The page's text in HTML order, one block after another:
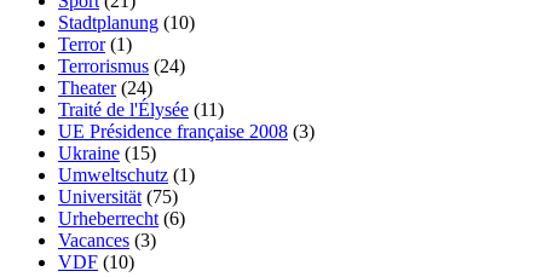
Stadtplanung (10)
Terror(1)
Terrorismus (24)
Theater(24)
Traité de l'Élysée (11)
UE Présidence française 2008 (3)
Ukraine (15)
Umweltschutz (1)
Universität (75)
Urheberrecht (6)
Vacances (3)
VDF (10)